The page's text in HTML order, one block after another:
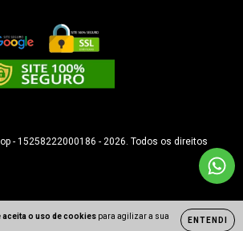
aceita o uso de cookies para agilizar a sua
ENTENDI
- 15258222000186 - 2026. Todos os direitos